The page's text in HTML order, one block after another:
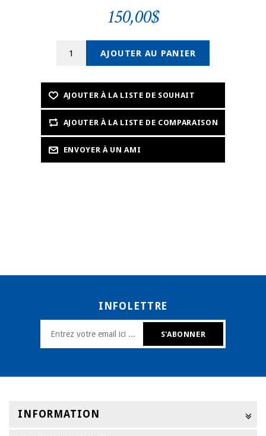
150,00$
INFOLETTRE
INFORMATION